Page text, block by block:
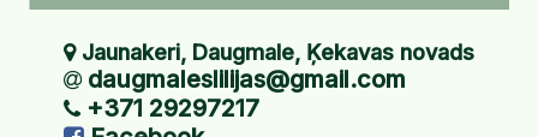
Jaunakeri, Daugmale, Ķekavas novads
daugmaleslilijas@gmail.com
+371 29297217